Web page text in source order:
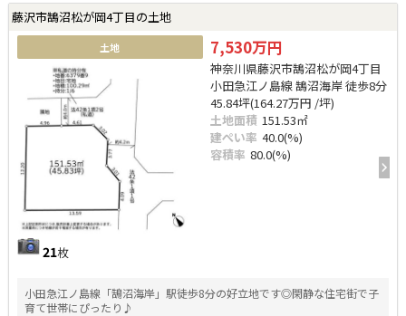
藤沢市鵠沼松が岡4丁目の土地
土地
21枚
7,530万円
神奈川県藤沢市鵠沼松が岡4丁目
小田急江ノ島線 鵠沼海岸 徒歩8分
45.84坪(164.27万円 /坪)
土地面積 151.53㎡
建ぺい率 40.0(%)
容積率 80.0(%)
小田急江ノ島線「鵠沼海岸」駅徒歩8分の好立地です◎閑静な住宅街で子
育て世帯にぴったり♪